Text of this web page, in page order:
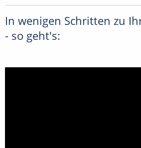
In wenigen Schritten zu
- so geht's: